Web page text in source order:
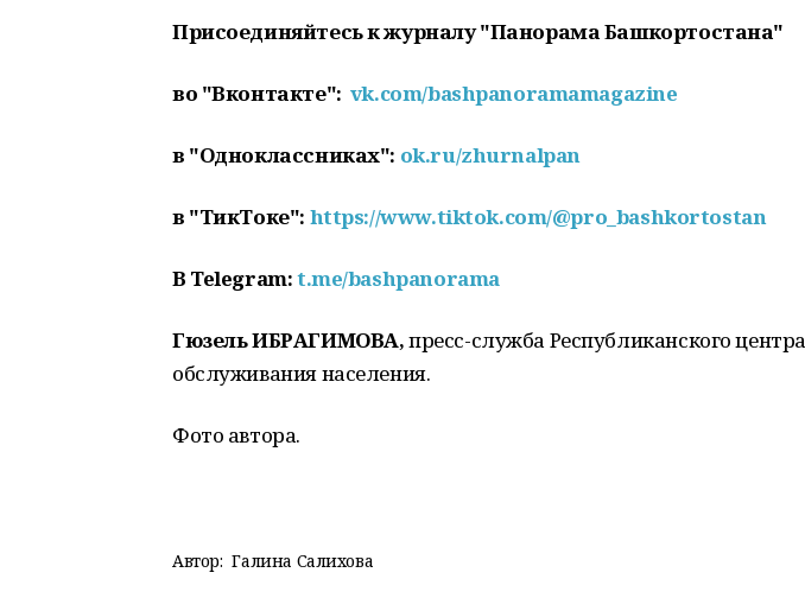
Присоединяйтесь к журналу "Панорама Башкортостана"
во "Вконтакте": vk.com/bashpanoramamagazine
в "Одноклассниках": ok.ru/zhurnalpan
в "ТикТоке": https://www.tiktok.com/@pro_bashkortostan
В Telegram:t.me/bashpanorama
Гюзель ИБРАГИМОВА,пресс-служба Республиканского
обслуживания населения.
Фото автора.
Автор: Галина Салихова